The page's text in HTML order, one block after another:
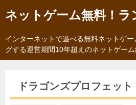
ネットゲーム無料！
インターネットで遊べる無料ネットゲ
グする運営期間10年超えのネットゲーム
ドラゴンズプロフェット